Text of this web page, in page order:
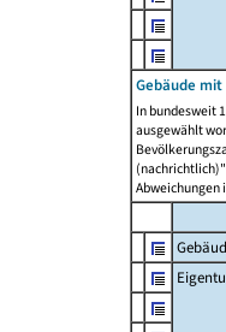
Gebäude
In bundesweit
ausgewählt
Abweichungen